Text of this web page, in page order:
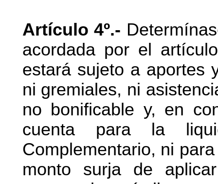
Artículo 4º.-
acordada por el
estará sujeto a aportes
ni gremiales, ni
no bonificable y, en
cuenta para la
Complementario, ni
monto surja de